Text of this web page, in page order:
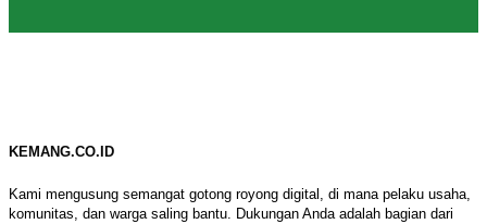
KEMANG.CO.ID
Kami mengusung semangat gotong royong digital, di mana pelaku usaha,
komunitas, dan warga saling bantu. Dukungan Anda adalah bagian dari